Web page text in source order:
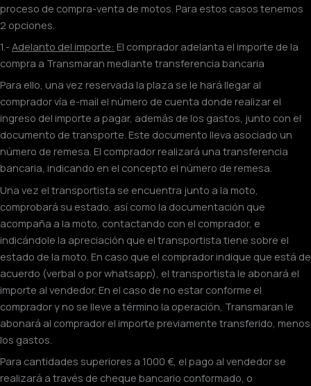
proceso de compra-venta de motos. Para estos casos tenemos
2 opciones.
1.-Adelanto del importe: El comprador adelanta el importe de la
compra a Transmaran mediante transferencia bancaria
Para ello, una vez reservada la plaza se le hará llegar al
comprador vía e-mail el número de cuenta donde realizar el
ingreso del importe a pagar, además de los gastos, junto con el
documento de transporte. Este documento lleva asociado un
número de remesa. El comprador realizará una transferencia
bancaria, indicando en el concepto el número de remesa.
Una vez el transportista se encuentra junto a la moto,
comprobará su estado, así como la documentación que
acompaña a la moto, contactando con el comprador, e
indicándole la apreciación que el transportista tiene sobre el
estado de la moto. En caso que el comprador indique que está de
acuerdo (verbal o por whatsapp), el transportista le abonará el
importe al vendedor. En el caso de no estar conforme el
comprador y no se lleve a término la operación, Transmaran le
abonará al comprador el importe previamente transferido, menos
los gastos.
Para cantidades superiores a 1000 €, el pago al vendedor se
realizará a través de cheque bancario conformado, o